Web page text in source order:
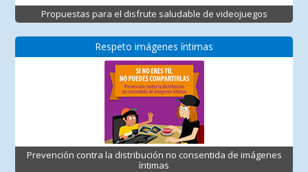
Propuestas para el disfrute saludable de videojuegos
Respeto imágenes íntimas
Prevención contra la distribución no consentida de imágenes
íntimas